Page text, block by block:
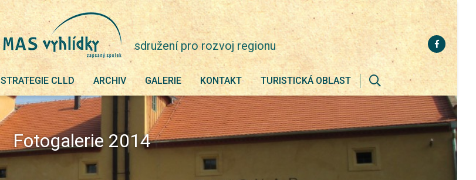
sdružení pro rozvoj regionu
STRATEGIE CLLD ARCHIV GALERIE KONTAKT TURISTICKÁ OBLAST
Zobrazit
vyhledávání
Fotogalerie 2014